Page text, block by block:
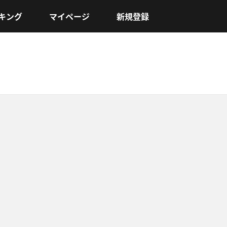
ング マイページ 新規登録